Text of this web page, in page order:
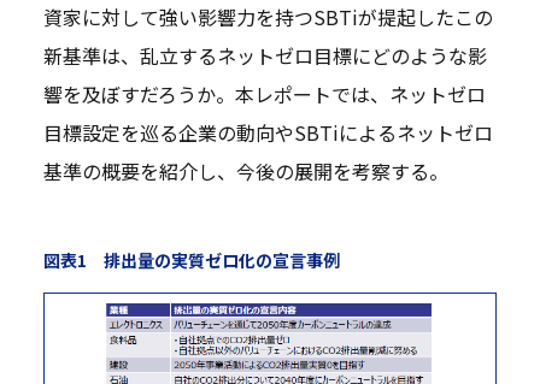
資家に対して強い影響力を持つSBTiが提起したこの
新基準は、乱立するネットゼロ目標にどのような影
響を及ぼすだろうか。本レポートでは、ネットゼロ
目標設定を巡る企業の動向やSBTiによるネットゼロ
基準の概要を紹介し、今後の展開を考察する。
図表1 排出量の実質ゼロ化の宣言事例